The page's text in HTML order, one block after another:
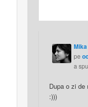
Mika
pe
a
Dupa o zi de
:)))